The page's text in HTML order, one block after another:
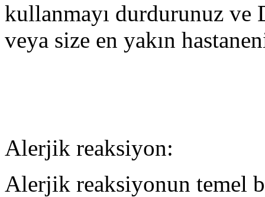
kullanmayı durdurunuz
veya size en yakın
Alerjik reaksiyon:
Alerjik reaksiyonun temel